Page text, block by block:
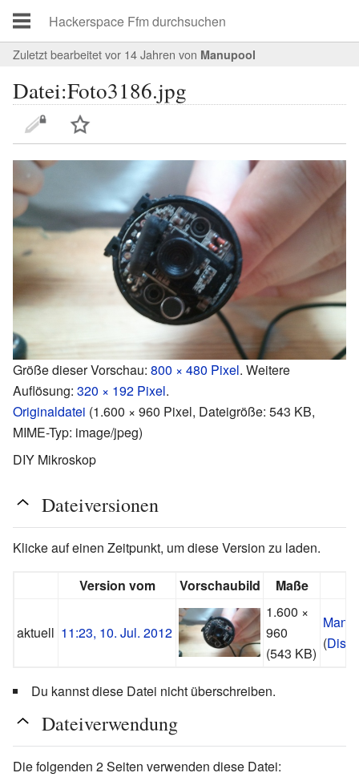
Zuletzt bearbeitet vor 14 Jahren von Manupool
Datei:Foto3186.jpg
Größe dieser Vorschau: 800 × 480 Pixel. Weitere
Auflösung: 320 × 192 Pixel.
Originaldatei (1.600 × 960 Pixel, Dateigröße: 543 KB,
MIME-Typ: image/jpeg)
DIY Mikroskop
Dateiversionen
Klicke auf einen Zeitpunkt, um diese Version zu laden.
Version vom Vorschaubild Maße
aktuell 11:23, 10. Jul. 2012
1.600 ×
960
(543 KB)
(
Du kannst diese Datei nicht überschreiben.
Dateiverwendung
Die folgenden 2 Seiten verwenden diese Datei: